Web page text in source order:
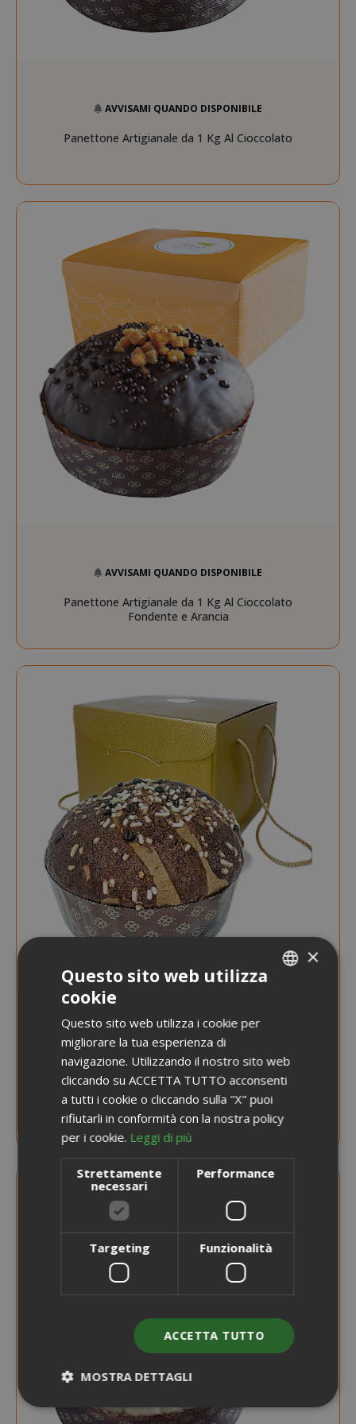
AVVISAMI QUANDO DISPONIBILE
Panettone Artigianale da 1 Kg Al Cioccolato
AVVISAMI QUANDO DISPONIBILE
Panettone Artigianale da 1 Kg Al Cioccolato
Fondente e Arancia
NOVITÀ
Panettone Artigianale da 1 Kg Caffè e
Cioccolato
×
Questo sito web utilizza
cookie
Questo sito web utilizza i cookie per
migliorare la tua esperienza di
navigazione. Utilizzando il nostro sito web
cliccando su ACCETTA TUTTO acconsenti
a tutti i cookie o cliccando sulla "X" puoi
rifiutarli in conformità con la nostra policy
per i cookie. Leggi di più
Strettamente
necessari
Performance
Targeting Funzionalità
ACCETTA TUTTO
MOSTRA DETTAGLI